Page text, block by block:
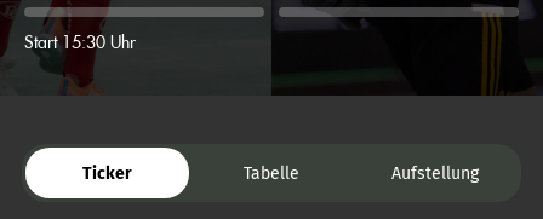
Start 15:30 Uhr
Ticker Tabelle Aufstellung